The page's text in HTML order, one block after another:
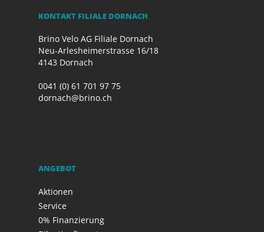
KONTAKT FILIALE DORNACH
Brino Velo AG Filiale Dornach
Neu-Arlesheimerstrasse 16/18
4143 Dornach
0041 (0) 61 701 97 75
dornach@brino.ch
ANGEBOT
Aktionen
Service
0% Finanzierung